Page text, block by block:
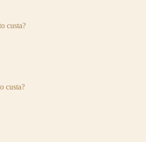
custa?
custa?